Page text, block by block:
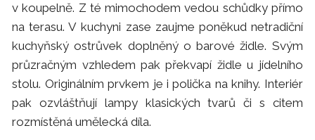
v koupelně. Z té mimochodem vedou schůdky přímo
na terasu. V kuchyni zase zaujme poněkud netradiční
kuchyňský ostrůvek doplněný o barové židle. Svým
průzračným vzhledem pak překvapí židle u jídelního
stolu. Originálním prvkem je i polička na knihy. Interiér
pak ozvláštňují lampy klasických tvarů či s citem
rozmístěná umělecká díla.